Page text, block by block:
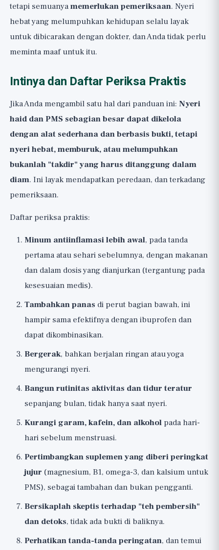
tetapi semuanyamemerlukan pemeriksaan. Nyeri
hebat yang melumpuhkan kehidupan selalu layak
untuk dibicarakan dengan dokter, dan Anda tidak perlu
meminta maaf untuk itu.
Intinya dan Daftar Periksa Praktis
Jika Anda mengambil satu hal dari panduan ini: Nyeri
haid dan PMS sebagian besar dapat dikelola
dengan alat sederhana dan berbasis bukti, tetapi
nyeri hebat, memburuk, atau melumpuhkan
bukanlah "takdir" yang harus ditanggung dalam
diam. Ini layak mendapatkan peredaan, dan terkadang
pemeriksaan.
Daftar periksa praktis:
Minum antiinflamasi lebih awal, pada tanda
pertama atau sehari sebelumnya, dengan makanan
dan dalam dosis yang dianjurkan (tergantung pada
kesesuaian medis).
Tambahkan panas di perut bagian bawah, ini
hampir sama efektifnya dengan ibuprofen dan
dapat dikombinasikan.
Bergerak, bahkan berjalan ringan atau yoga
mengurangi nyeri.
Bangun rutinitas aktivitas dan tidur teratur
sepanjang bulan, tidak hanya saat nyeri.
Kurangi garam, kafein, dan alkohol pada hari-
hari sebelum menstruasi.
Pertimbangkan suplemen yang diberi peringkat
jujur (magnesium, B1, omega-3, dan kalsium untuk
PMS), sebagai tambahan dan bukan pengganti.
Bersikaplah skeptis terhadap "teh pembersih"
dan detoks, tidak ada bukti di baliknya.
Perhatikan tanda-tanda peringatan, dan temui